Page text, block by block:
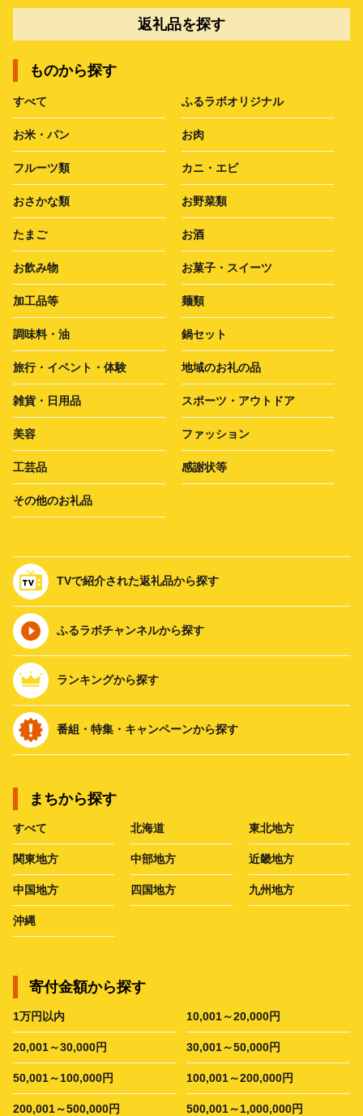
返礼品を探す
ものから探す
すべて ふるラボオリジナル
お米・パン お肉
フルーツ類 カニ・エビ
おさかな類 お野菜類
たまご お酒
お飲み物 お菓子・スイーツ
加工品等 麺類
調味料・油 鍋セット
旅行・イベント・体験 地域のお礼の品
雑貨・日用品 スポーツ・アウトドア
美容 ファッション
工芸品 感謝状等
その他のお礼品
TVで紹介された返礼品から探す
ふるラボチャンネルから探す
ランキングから探す
番組・特集・キャンペーンから探す
まちから探す
すべて 北海道 東北地方
関東地方 中部地方 近畿地方
中国地方 四国地方 九州地方
沖縄
寄付金額から探す
1万円以内 10,001～20,000円
20,001～30,000円 30,001～50,000円
50,001～100,000円 100,001～200,000円
200,001～500,000円 500,001～1,000,000円